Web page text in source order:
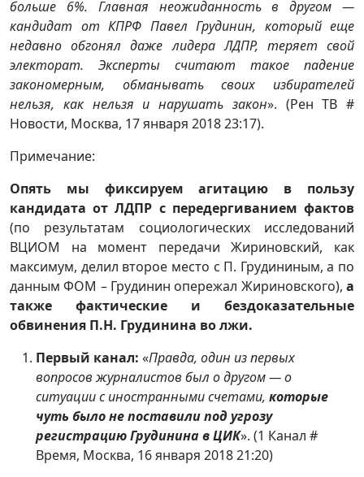
больше 6%. Главная неожиданность в другом —
кандидат от КПРФ Павел Грудинин, который еще
недавно обгонял даже лидера ЛДПР, теряет свой
электорат. Эксперты считают такое падение
закономерным, обманывать своих избирателей
нельзя, как нельзя и нарушать закон». (Рен ТВ #
Новости, Москва, 17 января 2018 23:17).
Примечание:
Опять мы фиксируем агитацию в пользу
кандидата от ЛДПР с передергиванием фактов
(по результатам социологических исследований
ВЦИОМ на момент передачи Жириновский, как
максимум, делил второе место с П. Грудининым, а по
данным ФОМ – Грудинин опережал Жириновского), а
также фактические и бездоказательные
обвинения П.Н. Грудинина во лжи.
Первый канал: «Правда, один из первых
вопросов журналистов был о другом — о
ситуации с иностранными счетами, которые
чуть было не поставили под угрозу
регистрацию Грудинина в ЦИК». (1 Канал #
Время, Москва, 16 января 2018 21:20)